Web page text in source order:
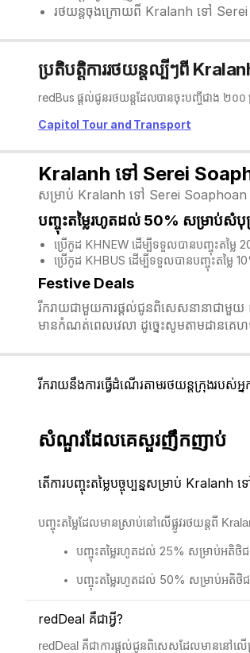
រថយន្តចុងក្រោយពី Kralanh ទៅ
ប្រតិបត្តិការរថយន្តល្បីៗពី
redBus ផ្តល់ជូនរថយន្តដែលបានចុះបញ្ចីជាង ២០
Capitol Tour and Transport
Kralanh ទៅ Serei
សម្រាប់ Kralanh ទៅ Serei Soaphoan តម្
បញ្ចុះតម្លៃរហូតដល់ 50% សម្រាប់
ប្រើកូដ KHNEW ដើម្បីទទួលបានបញ្ចុះតម្
ប្រើកូដ KHBUS ដើម្បីទទួលបានបញ្ចុះតម្ល
Festive Deals
រីករាយជាមួយការផ្តល់ជូនពិសេសនានាជាមួយ
មានកំណត់ពេលវេលា ដូច្នេះសូមតាមដានគេ
រីករាយនឹងការធ្វើដំណើរតាមរថយន្តក្រុងរបស់អ្
សំណួរដែលគេសួរញឹកញាប់
តើការបញ្ចុះតម្លៃបច្ចុប្បន្នសម្រាប់ Kralanh
បញ្ចុះតម្លៃដែលមានស្រាប់នៅលើផ្លូវរថយន្តពី
បញ្ចុះតម្លៃរហូតដល់ 25% សម្រាប់អតិថិ
បញ្ចុះតម្លៃរហូតដល់ 50% សម្រាប់អតិថិ
redDeal គឺជាអ្វី?
redDeal គឺជាការផ្តល់ជូនពិសេសដែលមាននៅលើ